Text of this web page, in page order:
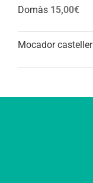
Domàs 15,00€
Mocador casteller